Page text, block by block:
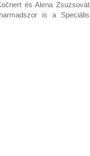
és Alena Zsuzsovát
is a Speciális